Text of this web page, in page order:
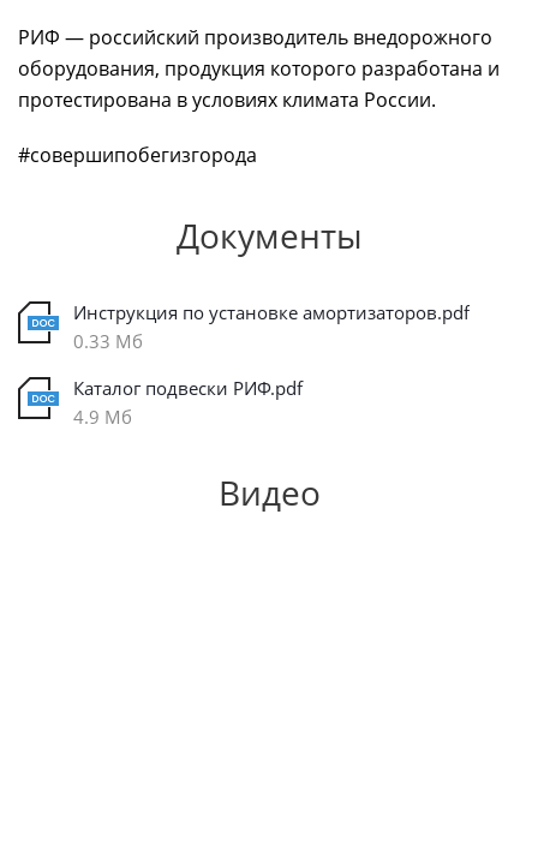
РИФ — российский производитель внедорожного
оборудования, продукция которого разработана и
протестирована в условиях климата России.
#совершипобегизгорода
Документы
Инструкция по установке амортизаторов.pdf
0.33 Мб
Каталог подвески РИФ.pdf
4.9 Мб
Видео